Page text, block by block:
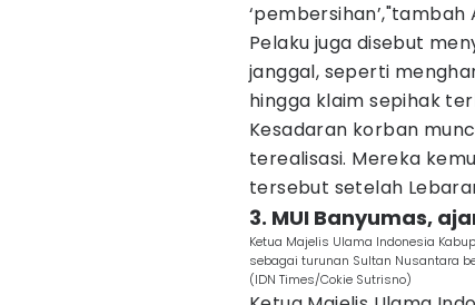
‘pembersihan’,"tambah
Pelaku juga disebut
janggal, seperti
hingga klaim sepihak
Kesadaran korban
terealisasi. Mereka
tersebut setelah
3. MUI Banyumas,
Ketua Majelis Ulama Indonesia
sebagai turunan Sultan Nusantara
(IDN Times/Cokie Sutrisno)